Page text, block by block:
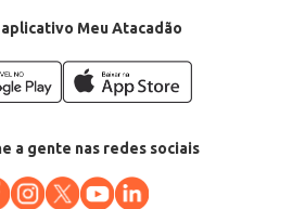
Meu Atacadão
a gente nas redes sociais